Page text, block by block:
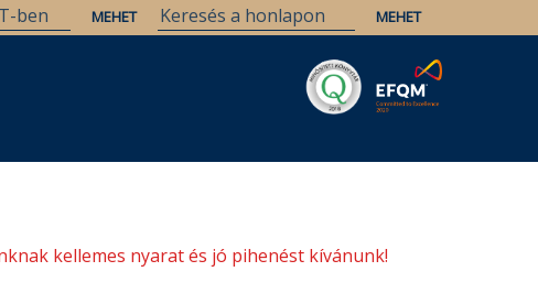
kellemes nyarat és jó pihenést kívánunk!